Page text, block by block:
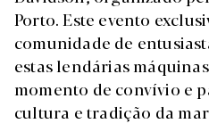
Porto. Este evento
comunidade de
estas lendárias
momento de convívio e
cultura e tradição da